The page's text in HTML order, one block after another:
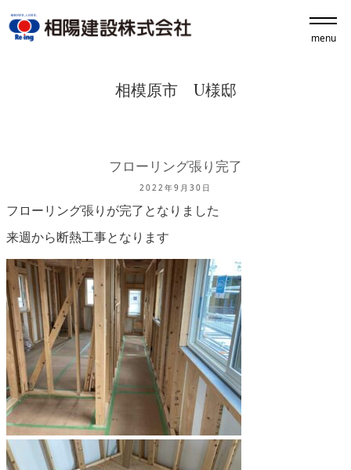
menu
相模原市 U様邸
フローリング張り完了
2022年9月30日
フローリング張りが完了となりました
来週から断熱工事となります